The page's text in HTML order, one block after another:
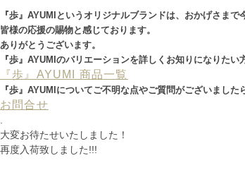
『歩』AYUMIというオリジナルブランドは、おかげさまで
皆様の応援の賜物と感じております。
ありがとうございます。
『歩』AYUMIのバリエーションを詳しくお知りになりたい
『歩』AYUMI 商品一覧
『歩』AYUMIについてご不明な点やご質問がございまし
お問合せ
大変お待たせいたしました！
再度入荷致しました!!!